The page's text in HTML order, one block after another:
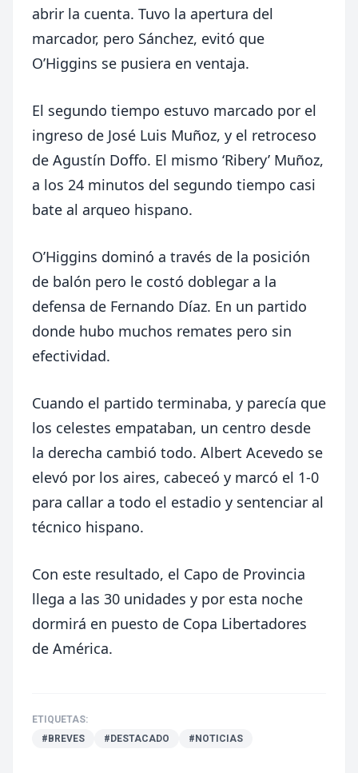
abrir la cuenta. Tuvo la apertura del
marcador, pero Sánchez, evitó que
O’Higgins se pusiera en ventaja.
El segundo tiempo estuvo marcado por el
ingreso de José Luis Muñoz, y el retroceso
de Agustín Doffo. El mismo ‘Ribery’ Muñoz,
a los 24 minutos del segundo tiempo casi
bate al arqueo hispano.
O’Higgins dominó a través de la posición
de balón pero le costó doblegar a la
defensa de Fernando Díaz. En un partido
donde hubo muchos remates pero sin
efectividad.
Cuando el partido terminaba, y parecía que
los celestes empataban, un centro desde
la derecha cambió todo. Albert Acevedo se
elevó por los aires, cabeceó y marcó el 1-0
para callar a todo el estadio y sentenciar al
técnico hispano.
Con este resultado, el Capo de Provincia
llega a las 30 unidades y por esta noche
dormirá en puesto de Copa Libertadores
de América.
ETIQUETAS:
#BREVES
#DESTACADO #NOTICIAS